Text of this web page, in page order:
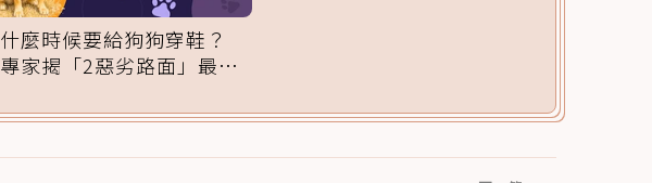
什麼時候要給狗狗穿鞋？
專家揭「2惡劣路面」最傷